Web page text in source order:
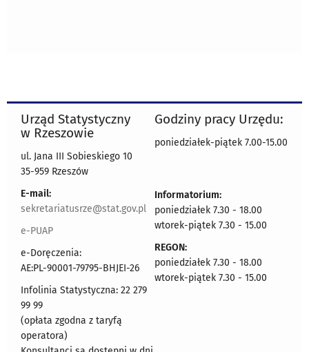
Urząd Statystyczny
w Rzeszowie
ul. Jana III Sobieskiego 10
35-959 Rzeszów
E-mail:
sekretariatusrze@stat.gov.pl
e-PUAP
e-Doręczenia:
AE:PL-90001-79795-BHJEI-26
Infolinia Statystyczna: 22 279
99 99
(opłata zgodna z taryfą
operatora)
Godziny pracy Urzędu:
poniedziałek-piątek 7.00-15.00
Informatorium:
poniedziałek 7.30 - 18.00
wtorek-piątek 7.30 - 15.00
REGON:
poniedziałek 7.30 - 18.00
wtorek-piątek 7.30 - 15.00